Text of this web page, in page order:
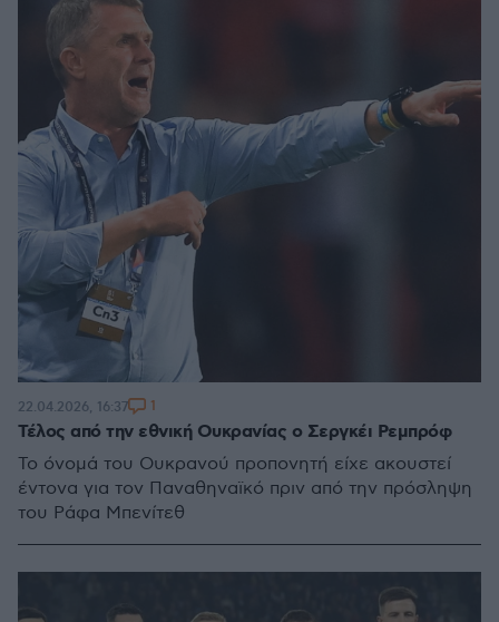
Τέλος από την εθνική Ουκρανίας ο Σεργκέι Ρεμπρόφ
Το όνομά του Ουκρανού προπονητή είχε ακουστεί
έντονα για τον Παναθηναϊκό πριν από την πρόσληψη
του Ράφα Μπενίτεθ
22.04.2026, 16:37 1